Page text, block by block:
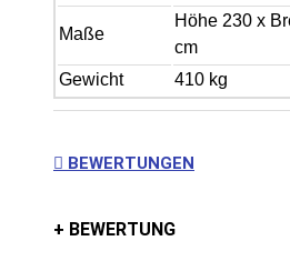
Maße
Höhe 230 x
cm
Gewicht
410 kg
BEWERTUNGEN
+ BEWERTUNG